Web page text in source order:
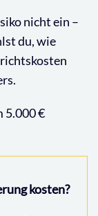
nicht ein –
du, wie
5.000 €
kosten?